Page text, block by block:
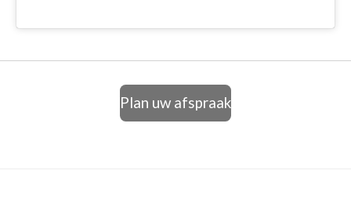
Plan uw afspraak